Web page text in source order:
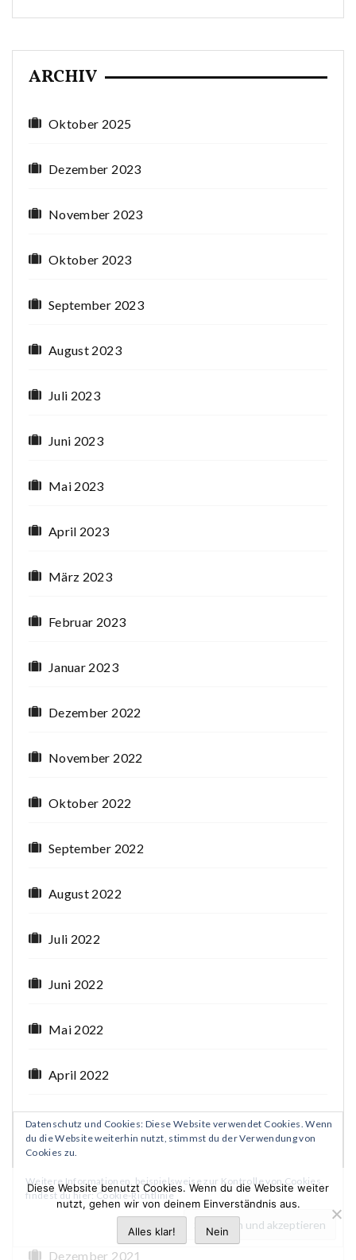
ARCHIV
Oktober 2025
Dezember 2023
November 2023
Oktober 2023
September 2023
August 2023
Juli 2023
Juni 2023
Mai 2023
April 2023
März 2023
Februar 2023
Januar 2023
Dezember 2022
November 2022
Oktober 2022
September 2022
August 2022
Juli 2022
Juni 2022
Mai 2022
April 2022
März 2022
Januar 2022
Dezember 2021
Datenschutz und Cookies: Diese Website verwendet Cookies. Wenn
du die Website weiterhin nutzt, stimmst du der Verwendung von
Cookies zu.
Weitere Informationen, beispielsweise zur Kontrolle von Cookies,
findest du hier:Cookie-Richtlinie
Diese Website benutzt Cookies. Wenn du die Website weiter
nutzt, gehen wir von deinem Einverständnis aus.
Alles klar! Nein